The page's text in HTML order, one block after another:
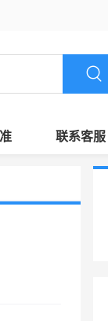
联系客服